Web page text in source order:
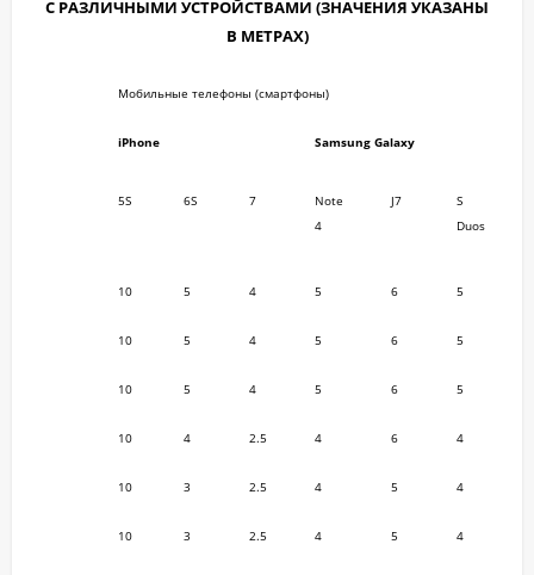
С РАЗЛИЧНЫМИ УСТРОЙСТВАМИ (ЗНАЧЕНИЯ УКАЗАНЫ
В МЕТРАХ)
Мобильные телефоны (смартфоны)
iPhone Samsung Galaxy
5S 6S 7
Note
4
J7
S
Duos
10 5 4 5 6 5
10 5 4 5 6 5
10 5 4 5 6 5
10 4 2.5 4 6 4
10 3 2.5 4 5 4
10 3 2.5 4 5 4